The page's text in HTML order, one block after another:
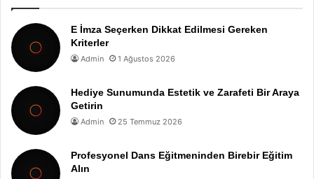
E İmza Seçerken Dikkat Edilmesi Gereken
Kriterler
Admin 1 Ağustos 2026
Hediye Sunumunda Estetik ve Zarafeti Bir Araya
Getirin
Admin 25 Temmuz 2026
Profesyonel Dans Eğitmeninden Birebir Eğitim
Alın